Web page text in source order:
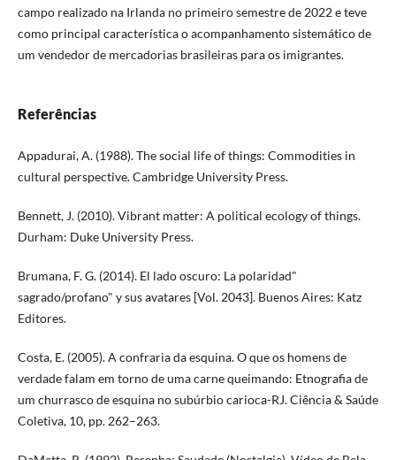
campo realizado na Irlanda no primeiro semestre de 2022 e teve
como principal característica o acompanhamento sistemático de
um vendedor de mercadorias brasileiras para os imigrantes.
Referências
Appadurai, A. (1988). The social life of things: Commodities in
cultural perspective. Cambridge University Press.
Bennett, J. (2010). Vibrant matter: A political ecology of things.
Durham: Duke University Press.
Brumana, F. G. (2014). El lado oscuro: La polaridad"
sagrado/profano" y sus avatares [Vol. 2043]. Buenos Aires: Katz
Editores.
Costa, E. (2005). A confraria da esquina. O que os homens de
verdade falam em torno de uma carne queimando: Etnografia de
um churrasco de esquina no subúrbio carioca-RJ. Ciência & Saúde
Coletiva, 10, pp. 262–263.